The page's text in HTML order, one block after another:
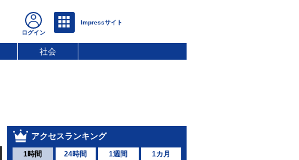
社会
アクセスランキング
1時間 24時間 1週間 1カ月